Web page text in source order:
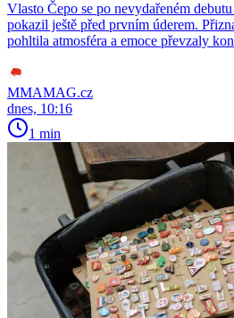
Vlasto Čepo se po nevydařeném
pokazil ještě před prvním úderem.
pohltila atmosféra a emoce převzaly
MMAMAG.cz
dnes, 10:16
1 min